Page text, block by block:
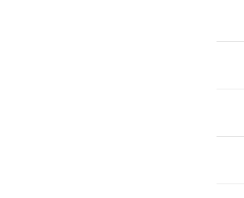
–
명
육
,